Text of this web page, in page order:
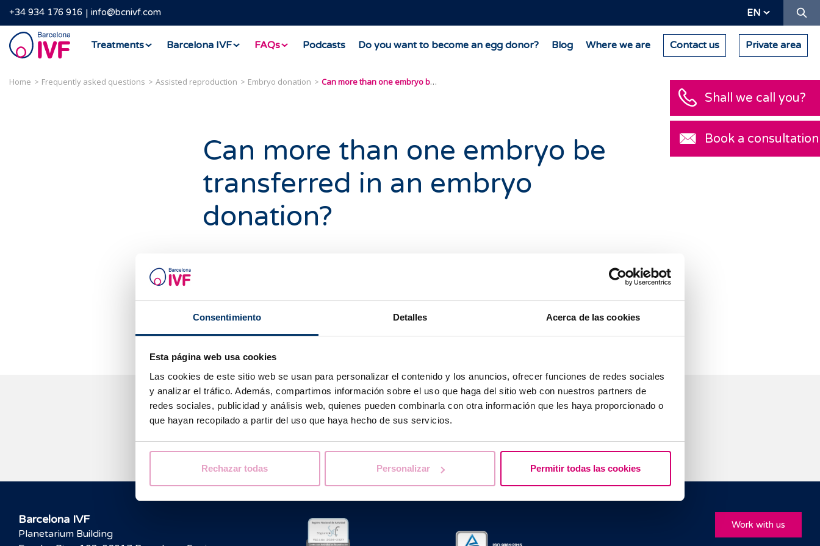
Consentimiento Detalles Acerca de las cookies
Esta página web usa cookies
Las cookies de este sitio web se usan para personalizar el contenido y los anuncios, ofrecer funciones de redes sociales
y analizar el tráfico. Además, compartimos información sobre el uso que haga del sitio web con nuestros partners de
redes sociales, publicidad y análisis web, quienes pueden combinarla con otra información que les haya proporcionado o
que hayan recopilado a partir del uso que haya hecho de sus servicios.
Rechazar todas Personalizar Permitir todas las cookies
+34 934 176 916 info@bcnivf.com EN
Barcelona
IVF
Treatments Barcelona IVF FAQs Podcasts Do you want to become an egg donor? Blog Where we are Contact us Private area
Home Frequently asked questions Assisted reproduction Embryo donation Can more than one embryo be transferred in an embryo donation?
Can more than one embryo be
transferred in an embryo
donation?
However, we advise against transferring more than 2 embryos due to the high risk of
multiple gestation of 3.
We help you answer your questions
Shall we call you?
Book a consultation
Barcelona IVF
Planetarium Building
Work with us